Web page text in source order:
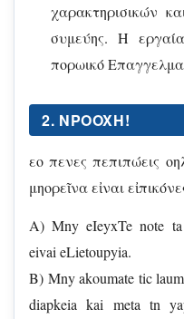
χαρακτηρισικών
συμεύης. H
πορωικό
2. NPOOXH!
εο πενες πεπιπώεις
μηορεῖνα εἰναι
A) Mny eIeyxTe note
eivai eLietoupyia.
B) Mny akoumate tic
diapkeia kai meta tn